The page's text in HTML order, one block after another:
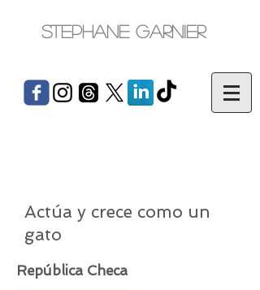
Stephane Garnier
Actúa y crece como un
gato
República Checa